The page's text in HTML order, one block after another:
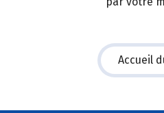
Accueil